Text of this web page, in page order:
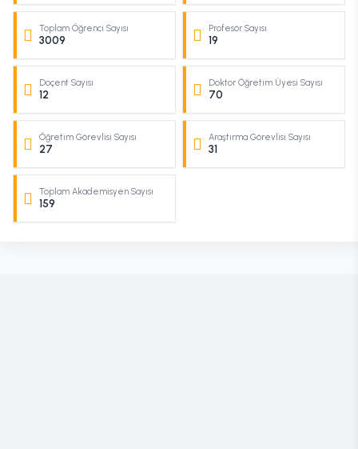
Toplam Öğrenci Sayısı
3009
Profesör Sayısı
19
Doçent Sayısı
12
Doktor Öğretim Üyesi Sayısı
70
Öğretim Görevlisi Sayısı
27
Araştırma Görevlisi Sayısı
31
Toplam Akademisyen Sayısı
159